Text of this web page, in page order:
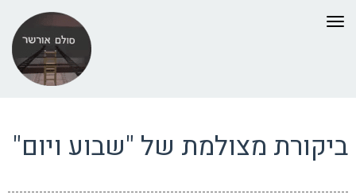
תפריט
ביקורת מצולמת של "שבוע ויום"